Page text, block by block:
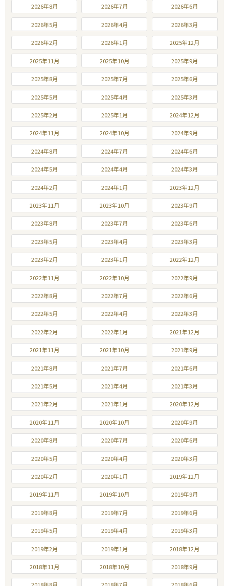
2026年8月 2026年7月 2026年6月
2026年5月 2026年4月 2026年3月
2026年2月 2026年1月 2025年12月
2025年11月 2025年10月 2025年9月
2025年8月 2025年7月 2025年6月
2025年5月 2025年4月 2025年3月
2025年2月 2025年1月 2024年12月
2024年11月 2024年10月 2024年9月
2024年8月 2024年7月 2024年6月
2024年5月 2024年4月 2024年3月
2024年2月 2024年1月 2023年12月
2023年11月 2023年10月 2023年9月
2023年8月 2023年7月 2023年6月
2023年5月 2023年4月 2023年3月
2023年2月 2023年1月 2022年12月
2022年11月 2022年10月 2022年9月
2022年8月 2022年7月 2022年6月
2022年5月 2022年4月 2022年3月
2022年2月 2022年1月 2021年12月
2021年11月 2021年10月 2021年9月
2021年8月 2021年7月 2021年6月
2021年5月 2021年4月 2021年3月
2021年2月 2021年1月 2020年12月
2020年11月 2020年10月 2020年9月
2020年8月 2020年7月 2020年6月
2020年5月 2020年4月 2020年3月
2020年2月 2020年1月 2019年12月
2019年11月 2019年10月 2019年9月
2019年8月 2019年7月 2019年6月
2019年5月 2019年4月 2019年3月
2019年2月 2019年1月 2018年12月
2018年11月 2018年10月 2018年9月